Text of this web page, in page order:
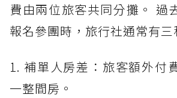
費由兩位旅客共同分攤。 過
報名參團時，旅行社通常有三
1. 補單人房差：旅客額外付
一整間房。